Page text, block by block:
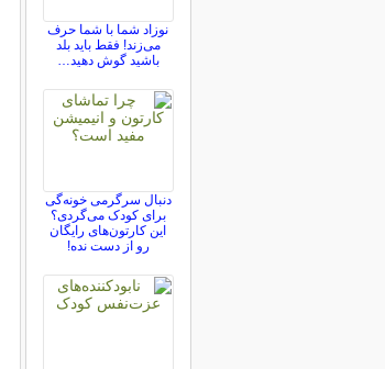
نوزاد شما با شما حرف
می‌زند! فقط باید بلد
باشید گوش دهید…
دنبال سرگرمی خونه‌گی
برای کودک می‌گردی؟
این کارتون‌های رایگان
رو از دست نده!